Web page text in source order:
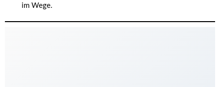
im Wege.